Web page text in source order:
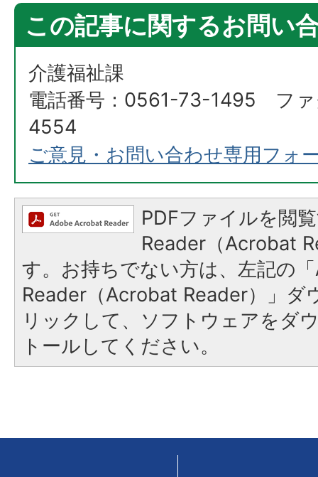
この記事に関するお問い
介護福祉課
電話番号：0561-73-1495 フ
4554
ご意見・お問い合わせ専用フォ
PDFファイルを閲
Reader（Acrobat
す。お持ちでない方は、左記の
Reader（Acrobat Reader）」ダ
リックして、ソフトウェアをダ
トールしてください。